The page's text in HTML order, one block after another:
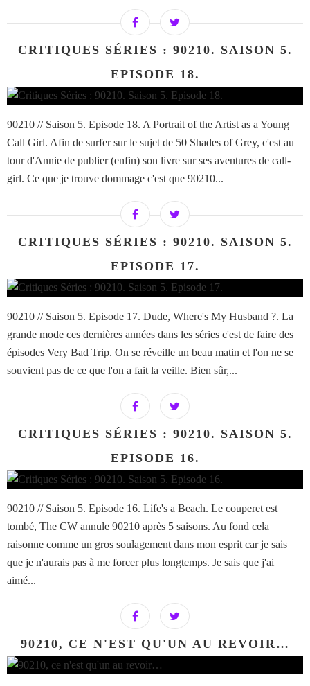
CRITIQUES SÉRIES : 90210. SAISON 5.
EPISODE 18.
90210 // Saison 5. Episode 18. A Portrait of the Artist as a Young
Call Girl. Afin de surfer sur le sujet de 50 Shades of Grey, c'est au
tour d'Annie de publier (enfin) son livre sur ses aventures de call-
girl. Ce que je trouve dommage c'est que 90210...
CRITIQUES SÉRIES : 90210. SAISON 5.
EPISODE 17.
90210 // Saison 5. Episode 17. Dude, Where's My Husband ?. La
grande mode ces dernières années dans les séries c'est de faire des
épisodes Very Bad Trip. On se réveille un beau matin et l'on ne se
souvient pas de ce que l'on a fait la veille. Bien sûr,...
CRITIQUES SÉRIES : 90210. SAISON 5.
EPISODE 16.
90210 // Saison 5. Episode 16. Life's a Beach. Le couperet est
tombé, The CW annule 90210 après 5 saisons. Au fond cela
raisonne comme un gros soulagement dans mon esprit car je sais
que je n'aurais pas à me forcer plus longtemps. Je sais que j'ai
aimé...
90210, CE N'EST QU'UN AU REVOIR…